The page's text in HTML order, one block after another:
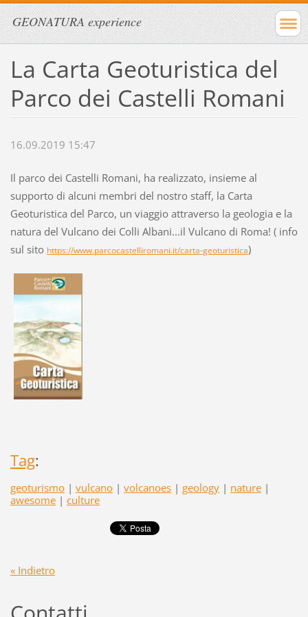
GEONATURA experience
La Carta Geoturistica del
Parco dei Castelli Romani
16.09.2019 15:47
Il parco dei Castelli Romani, ha realizzato, insieme al
supporto di alcuni membri del nostro staff, la Carta
Geoturistica del Parco, un viaggio attraverso la geologia e la
natura del Vulcano dei Colli Albani...il Vulcano di Roma! ( info
sul sito https://www.parcocastelliromani.it/carta-geoturistica)
Tag:
geoturismo | vulcano | volcanoes | geology | nature |
awesome | culture
« Indietro